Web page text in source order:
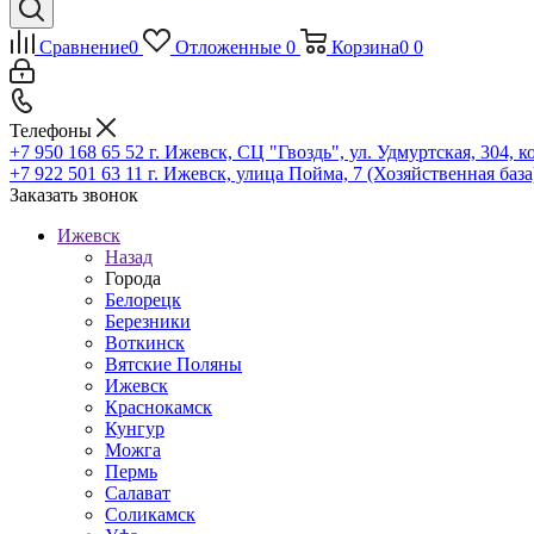
Сравнение0 Отложенные 0 Корзина0 0
Телефоны
+7 950 168 65 52 г. Ижевск, СЦ "Гвоздь", ул. Удмуртская, 304,
+7 922 501 63 11 г. Ижевск, улица Пойма, 7 (Хозяйственная
Заказать звонок
Ижевск
Назад
Города
Белорецк
Березники
Воткинск
Вятские Поляны
Ижевск
Краснокамск
Кунгур
Можга
Пермь
Салават
Соликамск